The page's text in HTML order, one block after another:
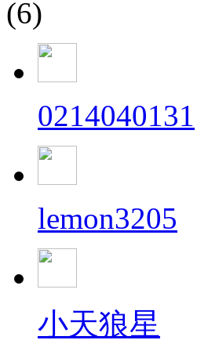
(6)
0214040131
lemon3205
小天狼星